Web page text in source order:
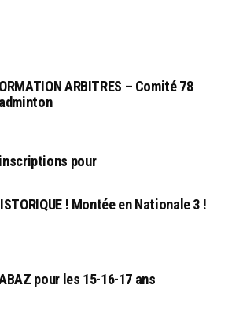
ARBITRES – Comité 78
pour
! Montée en Nationale 3 !
pour les 15-16-17 ans